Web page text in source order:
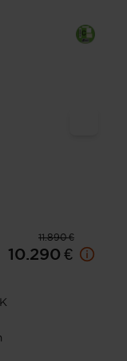
11.890 €
10.290 €